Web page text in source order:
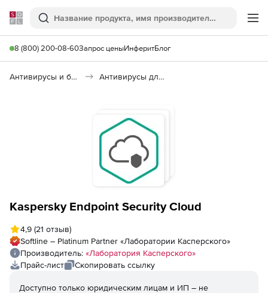
Softline
Поиск
8 (800) 200-08-60Запрос ценыИнферитБлог
Антивирусы и безопасность Антивирусы для организаций
Kaspersky Endpoint Security Cloud
4,9 (21 отзыв)
Softline – Platinum Partner «Лаборатории Касперского»
Производитель: «Лаборатория Касперского»
Прайс-лист
Скопировать ссылку
Доступно только юридическим лицам и ИП – не